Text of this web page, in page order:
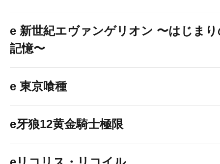
e 新世紀エヴァンゲリオン 〜はじま
記憶〜
e 東京喰種
e牙狼12黄金騎士極限